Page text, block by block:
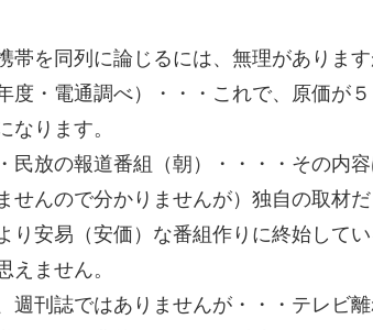
帯を同列に論じるには、無理がありま
度・電通調べ）・・・これで、原価が
なります。
民放の報道番組（朝）・・・・その内
せんので分かりませんが）独自の取材
り安易（安価）な番組作りに終始して
えません。
週刊誌ではありませんが・・・テレビ